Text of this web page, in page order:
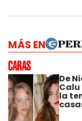
MÁS EN
De
Calu
la